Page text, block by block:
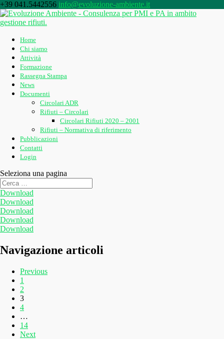
+39 041.5442556 info@evoluzione-ambiente.it
Home
Chi siamo
Attività
Formazione
Rassegna Stampa
News
Documenti
Circolari ADR
Rifiuti – Circolari
Circolari Rifiuti 2020 – 2001
Rifiuti – Normativa di riferimento
Pubblicazioni
Contatti
Login
Seleziona una pagina
Download
Download
Download
Download
Download
Navigazione articoli
Previous
1
2
3
4
…
14
Next